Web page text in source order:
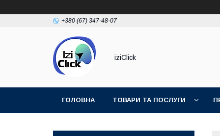
+380 (67) 347-48-07
iziClick
ГОЛОВНА ТОВАРИ ТА ПОСЛУГИ